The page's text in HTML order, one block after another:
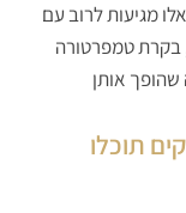
מגיעות לרוב עם
בקרת טמפרטורה
שהופך אותן
תוכלו